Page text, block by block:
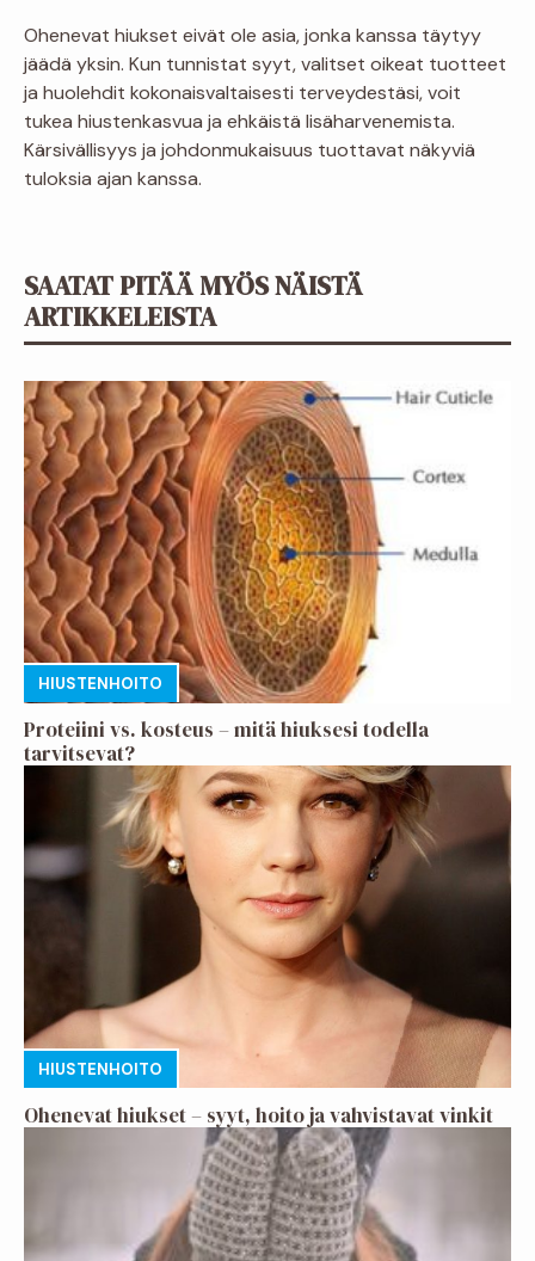
Ohenevat hiukset eivät ole asia, jonka kanssa täytyy
jäädä yksin. Kun tunnistat syyt, valitset oikeat tuotteet
ja huolehdit kokonaisvaltaisesti terveydestäsi, voit
tukea hiustenkasvua ja ehkäistä lisäharvenemista.
Kärsivällisyys ja johdonmukaisuus tuottavat näkyviä
tuloksia ajan kanssa.
SAATAT PITÄÄ MYÖS NÄISTÄ
ARTIKKELEISTA
HIUSTENHOITO
Proteiini vs. kosteus – mitä hiuksesi todella
tarvitsevat?
HIUSTENHOITO
Ohenevat hiukset – syyt, hoito ja vahvistavat vinkit